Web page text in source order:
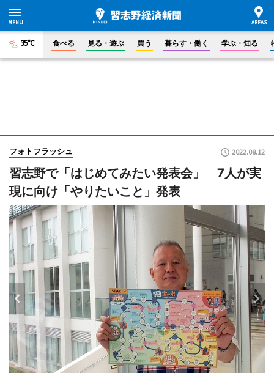
35°C 食べる 見る・遊ぶ 買う 暮らす・働く 学ぶ・知る
フォトフラッシュ 2022.08.12
習志野で「はじめてみたい発表会」 7人が実
現に向け「やりたいこと」発表